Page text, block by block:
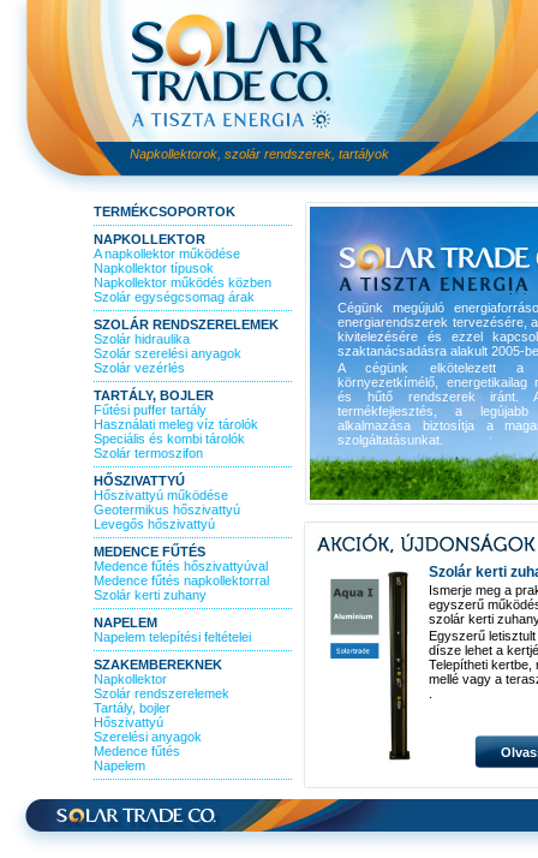
Napkollektorok, szolár rendszerek, tartályok
TERMÉKCSOPORTOK
NAPKOLLEKTOR
A napkollektor működése
Napkollektor típusok
Napkollektor működés közben
Szolár egységcsomag árak
SZOLÁR RENDSZERELEMEK
Szolár hidraulika
Szolár szerelési anyagok
Szolár vezérlés
TARTÁLY, BOJLER
Fűtési puffer tartály
Használati meleg víz tárolók
Speciális és kombi tárolók
Szolár termoszifon
HŐSZIVATTYÚ
Hőszivattyú működése
Geotermikus hőszivattyú
Levegős hőszivattyú
MEDENCE FŰTÉS
Medence fűtés hőszivattyúval
Medence fűtés napkollektorral
Szolár kerti zuhany
NAPELEM
Napelem telepítési feltételei
SZAKEMBEREKNEK
Napkollektor
Szolár rendszerelemek
Tartály, bojler
Hőszivattyú
Szerelési anyagok
Medence fűtés
Napelem
Cégünk megújuló
energiarendszerek tervezésére,
kivitelezésére és ezzel
szaktanácsadásra alakult 2005-
A cégünk elkötelezett a
környezetkímélő, energetikailag
és hűtő rendszerek iránt.
termékfejlesztés, a legújabb
alkalmazása biztosítja a
szolgáltatásunkat.
Szolár kerti
Ismerje meg a
egyszerű
szolár kerti
Egyszerű
dísze lehet a
Telepítheti kertbe,
mellé vagy a